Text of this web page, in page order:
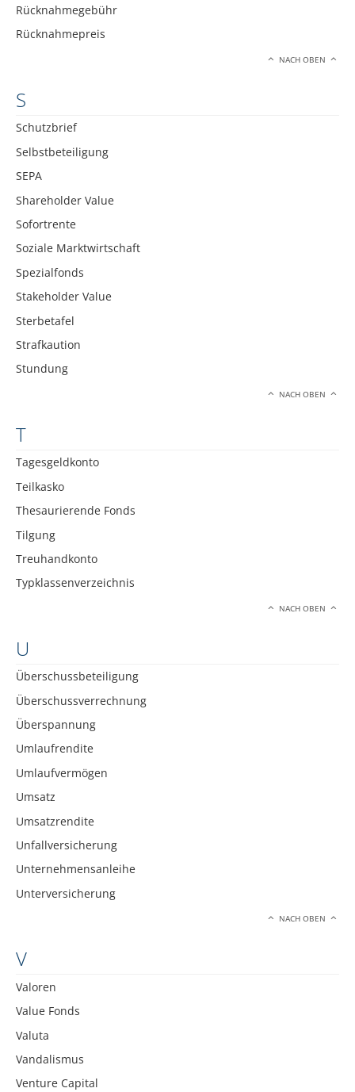
Rücknahmegebühr
Rücknahmepreis
NACH OBEN
S
Schutzbrief
Selbstbeteiligung
SEPA
Shareholder Value
Sofortrente
Soziale Marktwirtschaft
Spezialfonds
Stakeholder Value
Sterbetafel
Strafkaution
Stundung
NACH OBEN
T
Tagesgeldkonto
Teilkasko
Thesaurierende Fonds
Tilgung
Treuhandkonto
Typklassenverzeichnis
NACH OBEN
U
Überschussbeteiligung
Überschussverrechnung
Überspannung
Umlaufrendite
Umlaufvermögen
Umsatz
Umsatzrendite
Unfallversicherung
Unternehmensanleihe
Unterversicherung
NACH OBEN
V
Valoren
Value Fonds
Valuta
Vandalismus
Venture Capital